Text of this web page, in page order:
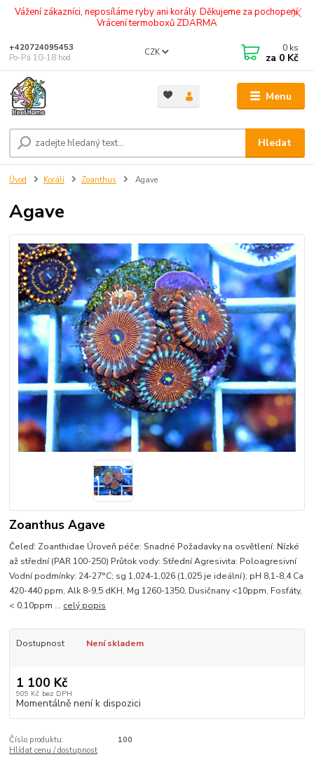
Vážení zákazníci, neposíláme ryby ani korály. Děkujeme za pochopení.
Vrácení termoboxů ZDARMA
Menu
CZK
Hledat
+420724095453
Po-Pá 10-18 hod.
0 ks
za 0 Kč
Úvod Koráli Zoanthus Agave
Agave
Zoanthus Agave
Čeleď: Zoanthidae Úroveň péče: Snadné Požadavky na osvětlení: Nízké
až střední (PAR 100-250) Průtok vody: Střední Agresivita: Poloagresivní
Vodní podmínky: 24-27°C; sg 1,024-1,026 (1,025 je ideální); pH 8,1-8,4 Ca
420-440 ppm, Alk 8-9,5 dKH, Mg 1260-1350, Dusičnany <10ppm, Fosfáty,
< 0,10ppm ... celý popis
Dostupnost Není skladem
1 100 Kč
909 Kč bez DPH
Momentálně není k dispozici
Číslo produktu:
100
Hlídat cenu / dostupnost